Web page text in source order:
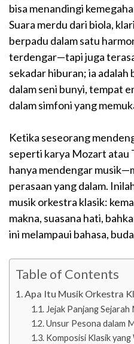
bisa menandingi
Suara merdu dari biola,
berpadu dalam satu
terdengar—tapi juga
sekadar hiburan; ia
dalam seni bunyi, tempat
dalam simfoni yang
Ketika seseorang
seperti karya Mozart atau
hanya mendengar
perasaan yang dalam.
musik orkestra klasik:
makna, suasana hati,
ini melampaui bahasa,
Table of Contents
Apa Itu Musik Orkestra
Jejak Panjang
Unsur Pesona dalam
Komposisi Klasik yang